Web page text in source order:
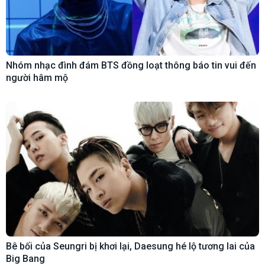
Nhóm nhạc đình đám BTS đồng loạt thông báo tin vui đến
người hâm mộ
Bê bối của Seungri bị khơi lại, Daesung hé lộ tương lai của
Big Bang